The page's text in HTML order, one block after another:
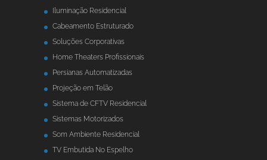
Iluminação Residencial
Cabeamento Estruturado
Soluções Corporativas
Home Theaters Profissionais
Persianas Automatizadas
Projeção em Telão
Sistema de CFTV Residencial
Sistemas Motorizados
Som Ambiente Residencial
TV Embutida No Espelho